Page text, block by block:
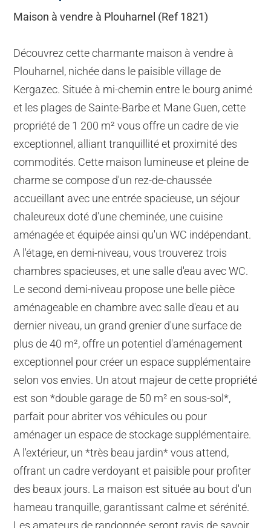
Maison à vendre à Plouharnel (Ref 1821)
Découvrez cette charmante maison à vendre à
Plouharnel, nichée dans le paisible village de
Kergazec. Située à mi-chemin entre le bourg animé
et les plages de Sainte-Barbe et Mane Guen, cette
propriété de 1 200 m² vous offre un cadre de vie
exceptionnel, alliant tranquillité et proximité des
commodités. Cette maison lumineuse et pleine de
charme se compose d'un rez-de-chaussée
accueillant avec une entrée spacieuse, un séjour
chaleureux doté d'une cheminée, une cuisine
aménagée et équipée ainsi qu'un WC indépendant.
A l'étage, en demi-niveau, vous trouverez trois
chambres spacieuses, et une salle d'eau avec WC.
Le second demi-niveau propose une belle pièce
aménageable en chambre avec salle d'eau et au
dernier niveau, un grand grenier d'une surface de
plus de 40 m², offre un potentiel d'aménagement
exceptionnel pour créer un espace supplémentaire
selon vos envies. Un atout majeur de cette propriété
est son *double garage de 50 m² en sous-sol*,
parfait pour abriter vos véhicules ou pour
aménager un espace de stockage supplémentaire.
A l'extérieur, un *très beau jardin* vous attend,
offrant un cadre verdoyant et paisible pour profiter
des beaux jours. La maison est située au bout d'un
hameau tranquille, garantissant calme et sérénité.
Les amateurs de randonnée seront ravis de savoir